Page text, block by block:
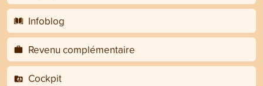
Infoblog
Revenu complémentaire
Cockpit